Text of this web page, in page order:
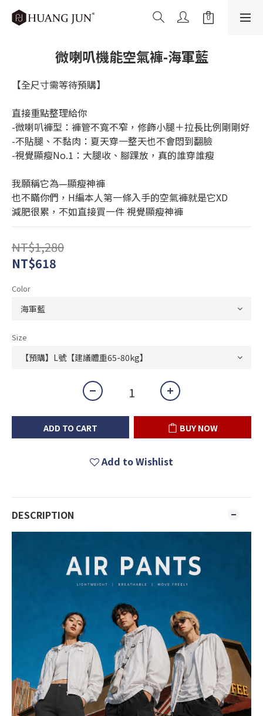
微喇叭機能空氣褲-海軍藍
【全尺寸需等待預購】
直接重點整理給你
-微喇叭褲型：褲管不寬不窄，修飾小腿＋拉長比例剛剛好
-不貼腿、不黏肉：夏天穿一整天也不會悶到翻臉
-視覺顯瘦No.1：大腿收、腳踝放，真的誰穿誰瘦
我願稱它為—顯瘦神褲
也不瞞你們，H編本人第一條入手的空氣褲就是它XD
減肥很累，不如直接買一件 視覺顯瘦神褲
NT$1,280
NT$618
Color
Size
ADD TO CART BUY NOW
Add to Wishlist
DESCRIPTION